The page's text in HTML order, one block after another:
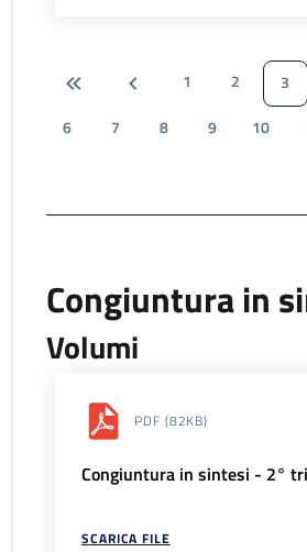
1 2 3
6
7 8 9 10
Congiuntura in
Volumi
PDF (82KB)
Congiuntura in sintesi - 2°
SCARICA FILE